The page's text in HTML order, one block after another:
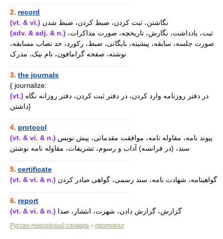
2. record
(vt. & vi.) نگاشتن، ثبت کردن، ضبط کردن، ضبط شدن
(adv. & adj. & n.)
صورت جلسه، سابقه، پیشینه، بایگانی، ضبط، رکورد، حد نصاب مسابقه،
نوشته، صفحه گرامافون، نام نیک، مدرک
3. the journals
{ journalize:
(vt.)
داشتن}
4. protocol
(vt. & vi. & n.)
سند، (در فرانسه) آداب و رسوم، تشریفات، مقاوله نامه نوشتن
5. certificate
(vt. & vi. & n.) گواهینامه، شهادت نامه، سند رسمی، گواهی صادر کردن
6. report
(vt. & vi. & n.) گزارش، گزارش دادن، شهرت، انتشار، صدا
Русско-персидский словарь > протокол